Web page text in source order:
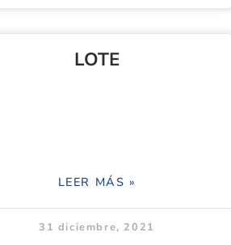
LOTE
LEER MÁS »
31 diciembre, 2021